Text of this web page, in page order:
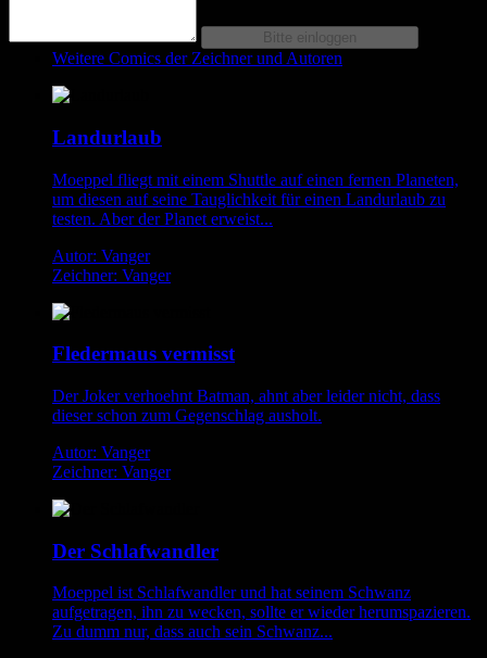
Weitere Comics der Zeichner und Autoren
Landurlaub
Moeppel fliegt mit einem Shuttle auf einen fernen Planeten,
um diesen auf seine Tauglichkeit für einen Landurlaub zu
testen. Aber der Planet erweist...
Autor: Vanger
Zeichner: Vanger
Fledermaus vermisst
Der Joker verhoehnt Batman, ahnt aber leider nicht, dass
dieser schon zum Gegenschlag ausholt.
Autor: Vanger
Zeichner: Vanger
Der Schlafwandler
Moeppel ist Schlafwandler und hat seinem Schwanz
aufgetragen, ihn zu wecken, sollte er wieder herumspazieren.
Zu dumm nur, dass auch sein Schwanz...